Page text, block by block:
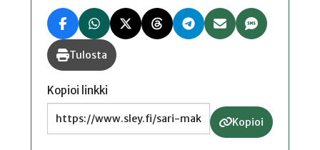
Tulosta
Kopioi linkki
Kopioi